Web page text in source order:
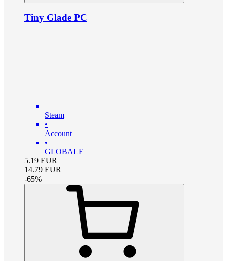
Tiny Glade PC
Steam
•
Account
•
GLOBALE
5.19 EUR
14.79 EUR
-65%